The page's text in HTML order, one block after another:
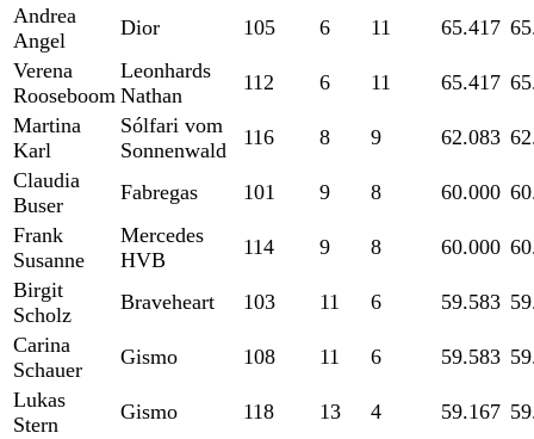
Andrea
Angel
Dior 105 6 11 65.417
Verena
Rooseboom
Leonhards
Nathan
112 6 11 65.417
Martina
Karl
Sólfari vom
Sonnenwald
116 8 9 62.083
Claudia
Buser
Fabregas 101 9 8 60.000
Frank
Susanne
Mercedes
HVB
114 9 8 60.000
Birgit
Scholz
Braveheart 103 11 6 59.583
Carina
Schauer
Gismo 108 11 6 59.583
Lukas
Stern
Gismo 118 13 4 59.167